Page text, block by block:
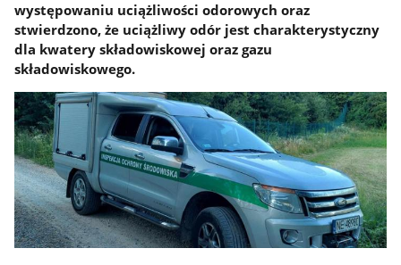
występowaniu uciążliwości odorowych oraz
stwierdzono, że uciążliwy odór jest charakterystyczny
dla kwatery składowiskowej oraz gazu
składowiskowego.